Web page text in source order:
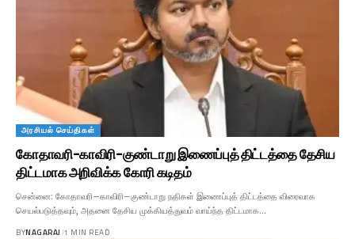
அரசியல் செய்திகள்
கோதாவரி–காவிரி–குண்டாறு இணைப்புத் திட்டத்தை தேசிய
திட்டமாக அறிவிக்க கோரி கடிதம்
சென்னை: கோதாவரி–காவிரி–குண்டாறு நதிகள் இணைப்புத் திட்டத்தை விரைவாக
செயல்படுத்தவும், அதனை தேசிய முக்கியத்துவம் வாய்ந்த திட்டமாக…
BYNAGARAJ 1 MIN READ